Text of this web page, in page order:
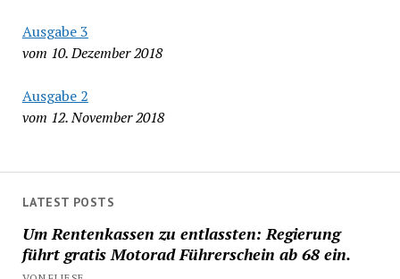
Ausgabe 3
vom 10. Dezember 2018
Ausgabe 2
vom 12. November 2018
LATEST POSTS
Um Rentenkassen zu entlassten: Regierung
führt gratis Motorad Führerschein ab 68 ein.